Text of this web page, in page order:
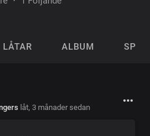
LÅTAR ALBUM
låt, 3 månader sedan